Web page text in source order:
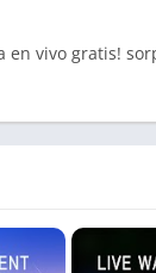
en vivo gratis!